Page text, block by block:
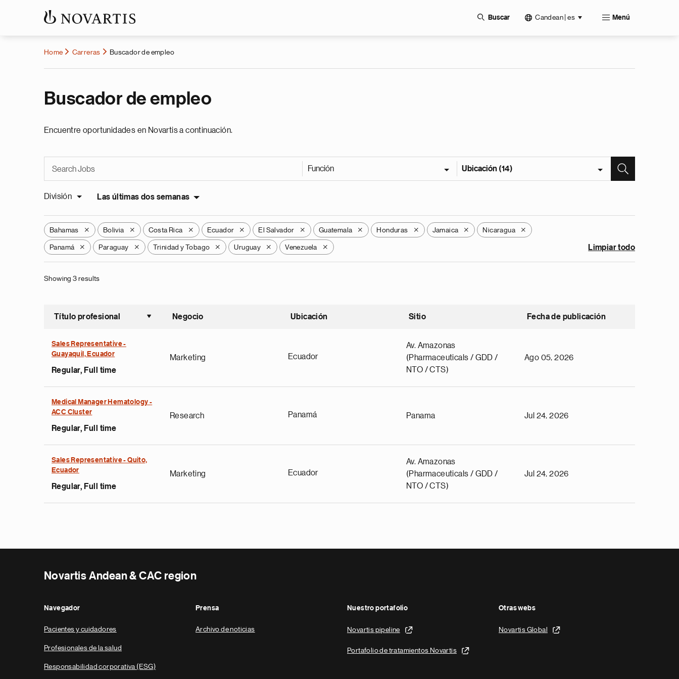
Buscar Candean | es Menú
Home Carreras Buscador de empleo
Buscador de empleo
Encuentre oportunidades en Novartis a continuación.
Función Ubicación (14)
División Las últimas dos semanas
Bahamas X Bolivia X Costa Rica X Ecuador X El Salvador X Guatemala X Honduras X Jamaica X Nicaragua X
Panamá X Paraguay X Trinidad y Tobago X Uruguay X Venezuela X Limpiar todo
Showing 3 results
Título profesional
Ordenar ascendente
Negocio Ubicación Sitio Fecha de publicación
Sales Representative -
Guayaquil, Ecuador
Regular, Full time
Marketing Ecuador
Av. Amazonas
(Pharmaceuticals / GDD /
NTO / CTS)
Ago 05, 2026
Medical Manager Hematology -
ACC Cluster
Regular, Full time
Research Panamá Panama Jul 24, 2026
Sales Representative - Quito,
Ecuador
Regular, Full time
Marketing Ecuador
Av. Amazonas
(Pharmaceuticals / GDD /
NTO / CTS)
Jul 24, 2026
Novartis Andean & CAC region
Navegador
Pacientes y cuidadores
Profesionales de la salud
Responsabilidad corporativa (ESG)
Prensa
Archivo de noticias
Nuestro portafolio
Novartis pipeline
Portafolio de tratamientos Novartis
Otras webs
Novartis Global